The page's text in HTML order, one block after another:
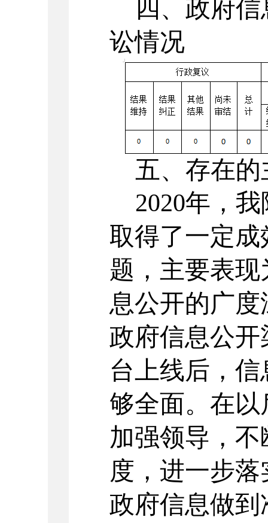
四、政府
讼情况
五、存在
2020年，我
取得了一定
题，主要表
息公开的广度
政府信息公
台上线后，
够全面。在
加强领导，
度，进一步
政府信息做